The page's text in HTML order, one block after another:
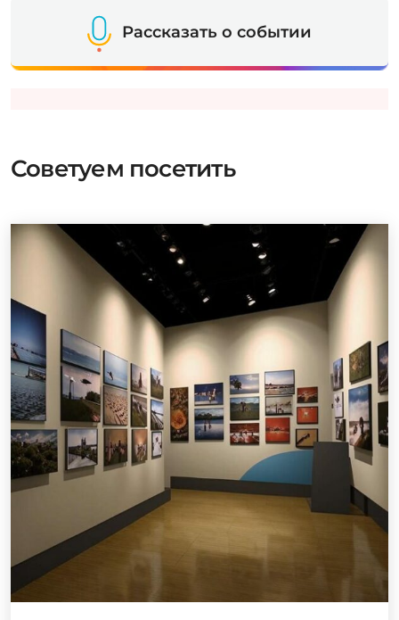
Рассказать о событии
Советуем посетить